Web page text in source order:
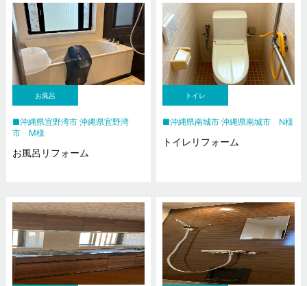
お風呂
沖縄県宜野湾市 沖縄県宜野湾
市 M様
お風呂リフォーム
トイレ
沖縄県南城市 沖縄県南城市 N様
トイレリフォーム